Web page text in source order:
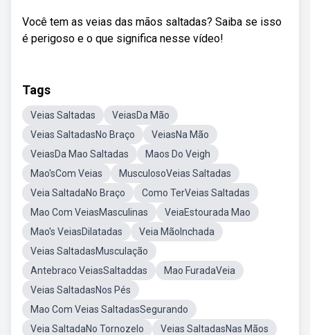
Você tem as veias das mãos saltadas? Saiba se isso
é perigoso e o que significa nesse vídeo!
Tags
Veias Saltadas
VeiasDa Mão
Veias SaltadasNo Braço
VeiasNa Mão
VeiasDa Mao Saltadas
Maos Do Veigh
Mao'sCom Veias
MusculosoVeias Saltadas
Veia SaltadaNo Braço
Como TerVeias Saltadas
Mao Com VeiasMasculinas
VeiaEstourada Mao
Mao's VeiasDilatadas
Veia MãoInchada
Veias SaltadasMusculação
Antebraco VeiasSaltaddas
Mao FuradaVeia
Veias SaltadasNos Pés
Mao Com Veias SaltadasSegurando
Veia SaltadaNo Tornozelo
Veias SaltadasNas Mãos